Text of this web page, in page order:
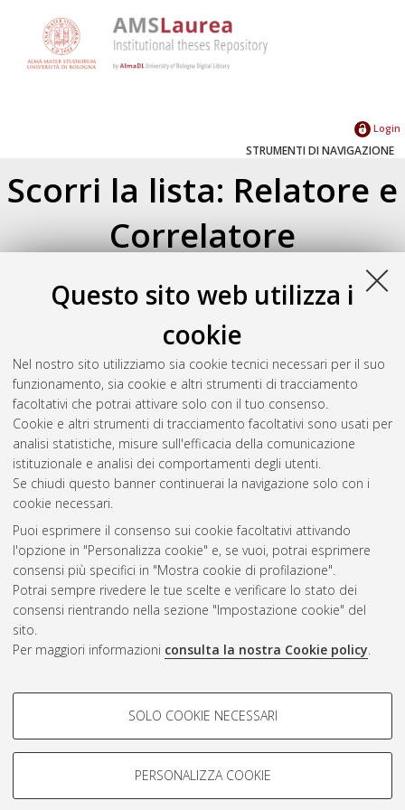
Questo sito web utilizza i
cookie
Nel nostro sito utilizziamo sia cookie tecnici necessari per il suo
funzionamento, sia cookie e altri strumenti di tracciamento
facoltativi che potrai attivare solo con il tuo consenso.
Cookie e altri strumenti di tracciamento facoltativi sono usati per
analisi statistiche, misure sull'efficacia della comunicazione
istituzionale e analisi dei comportamenti degli utenti.
Se chiudi questo banner continuerai la navigazione solo con i
cookie necessari.
Puoi esprimere il consenso sui cookie facoltativi attivando
l'opzione in "Personalizza cookie" e, se vuoi, potrai esprimere
consensi più specifici in "Mostra cookie di profilazione".
Potrai sempre rivedere le tue scelte e verificare lo stato dei
consensi rientrando nella sezione "Impostazione cookie" del
sito.
Per maggiori informazioni consulta la nostra Cookie policy.
COOKIE DI PROFILAZIONE -
Si tratta di cookie utilizzati per analizzare le caratteristiche della
navigazione degli utenti, creare profili in base al loro comportamento
SOLO COOKIE NECESSARI
PERSONALIZZA COOKIE
Login
STRUMENTI DI NAVIGAZIONE
Scorri la lista: Relatore e
Correlatore
Seleziona un valore dall'elenco sottostante.
2021(1)
2020(2)
2018 (2)
2017(1)
2016(3)
2013(2)
Atom
Rss 1.0
Rss 2.0
AMS Laurea
Impostazioni Cookie
Informativa sulla privacy
Condizioni d’uso del sito